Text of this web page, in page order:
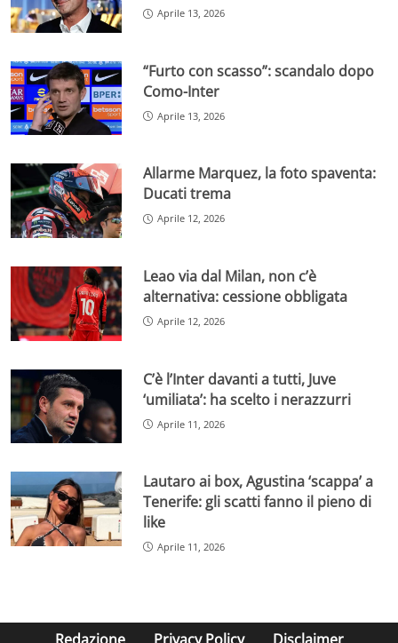
Aprile 13, 2026
“Furto con scasso”: scandalo dopo
Como-Inter
Aprile 13, 2026
Allarme Marquez, la foto spaventa:
Ducati trema
Aprile 12, 2026
Leao via dal Milan, non c’è
alternativa: cessione obbligata
Aprile 12, 2026
C’è l’Inter davanti a tutti, Juve
‘umiliata’: ha scelto i nerazzurri
Aprile 11, 2026
Lautaro ai box, Agustina ‘scappa’ a
Tenerife: gli scatti fanno il pieno di
like
Aprile 11, 2026